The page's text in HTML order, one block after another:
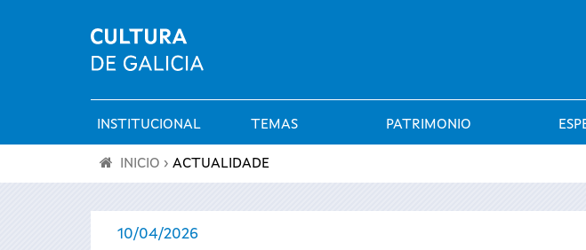
Menú
principal
INSTITUCIONAL TEMAS PATRIMONIO
está
INICIO › ACTUALIDADE
10/04/2026